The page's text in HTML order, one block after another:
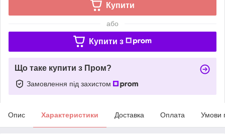
Купити
або
Купити з
Що таке купити з Пром?
Замовлення під захистом
Опис Характеристики Доставка Оплата Умови